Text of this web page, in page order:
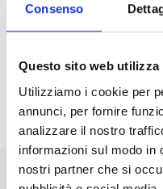
Consenso
Questo sito web utilizza
Utilizziamo i cookie per
annunci, per fornire
analizzare il nostro
informazioni sul modo in
nostri partner che si
Prossimi eventi
<li>Non ci sono